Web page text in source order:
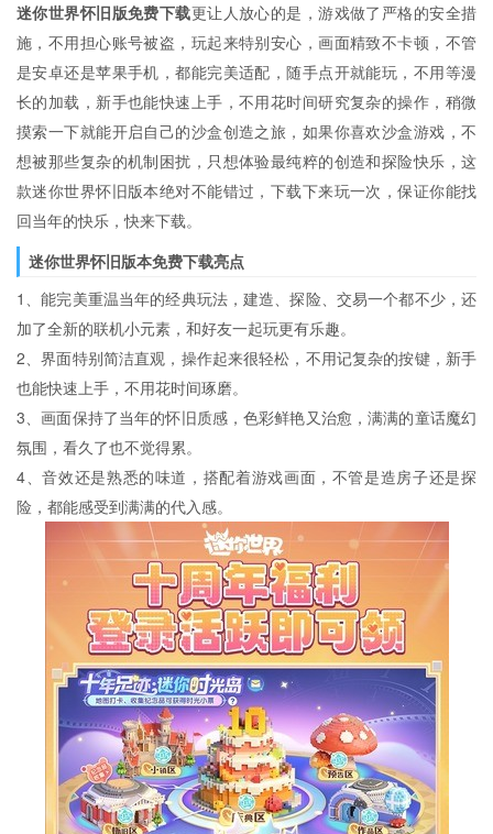
迷你世界怀旧版免费下载更让人放心的是，游戏做了严格的安全措
施，不用担心账号被盗，玩起来特别安心，画面精致不卡顿，不管
是安卓还是苹果手机，都能完美适配，随手点开就能玩，不用等漫
长的加载，新手也能快速上手，不用花时间研究复杂的操作，稍微
摸索一下就能开启自己的沙盒创造之旅，如果你喜欢沙盒游戏，不
想被那些复杂的机制困扰，只想体验最纯粹的创造和探险快乐，这
款迷你世界怀旧版本绝对不能错过，下载下来玩一次，保证你能找
回当年的快乐，快来下载。
迷你世界怀旧版本免费下载亮点
1、能完美重温当年的经典玩法，建造、探险、交易一个都不少，还
加了全新的联机小元素，和好友一起玩更有乐趣。
2、界面特别简洁直观，操作起来很轻松，不用记复杂的按键，新手
也能快速上手，不用花时间琢磨。
3、画面保持了当年的怀旧质感，色彩鲜艳又治愈，满满的童话魔幻
氛围，看久了也不觉得累。
4、音效还是熟悉的味道，搭配着游戏画面，不管是造房子还是探
险，都能感受到满满的代入感。